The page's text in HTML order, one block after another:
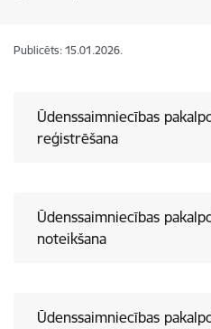
Publicēts: 15.01.2026.
Ūdenssaimniecības
reģistrēšana
Ūdenssaimniecības
noteikšana
Ūdenssaimniecības